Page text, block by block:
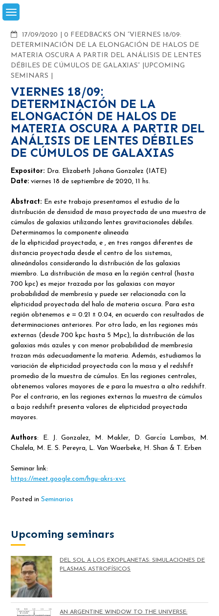
Skip
to
17/09/2020
COMMENTS
0 FEEDBACKS ON “VIERNES 18/09:
DETERMINACIÓN DE LA ELONGACIÓN DE HALOS DE
MATERIA OSCURA A PARTIR DEL ANÁLISIS DE LENTES
DÉBILES DE CÚMULOS DE GALAXIAS”
UPCOMING
SEMINARS
VIERNES 18/09:
DETERMINACIÓN DE LA
ELONGACIÓN DE HALOS DE
MATERIA OSCURA A PARTIR DEL
ANÁLISIS DE LENTES DÉBILES
DE CÚMULOS DE GALAXIAS
Expositor: Dra. Elizabeth Johana Gonzalez (IATE)
Date: viernes 18 de septiembre de 2020, 11 hs.
Abstract: En este trabajo presentamos el estudio de la
distribución de densidad de masa proyectada de una muestra de
cúmulos de galaxias utilizando lentes gravitacionales débiles.
Determinamos la componente alineada
de la elipticidad proyectada, e , en tres rangos diferentes de
distancia proyectada desde el centro de los sistemas,
alineándolos considerando la distribución de las galaxias
miembro. La distribución de masa en la región central (hasta
700 kpc) es mejor trazada por las galaxias con mayor
probabilidad de membresía y puede ser relacionada con la
elipticidad proyectada del halo de materia oscura. Para esta
región obtenemos e = 0.21 ± 0.04, en acuerdo con resultados de
determinaciones anteriores. Por otro lado, en las regiones más
externas (desde 700 kpc hasta 5 Mpc), la distribución de las
galaxias más azules y con menor probabilidad de membresía
trazan más adecuadamente la materia. Además, estudiamos la
variación de elipticidad proyectada con la masa y el redshift
promedio de la muestra de cúmulos. En las regiones centrales,
obtenemos valores mayores de e para la muestra a alto redshift.
Por el contrario, en las regiones externas la muestra de cúmulos
a bajo redshift presenta valores de elipticidad proyectada
mayores.
Authors: E. J. Gonzalez, M. Makler, D. Garcı́a Lambas, M.
Chalela, M. E. S. Pereyra, L. Van Waerbeke, H. Shan & T. Erben
Seminar link:
https://meet.google.com/hgu-akrs-xvc
Posted inSeminarios
Upcoming seminars
DEL SOL A LOS EXOPLANETAS: SIMULACIONES DE
PLASMAS ASTROFÍSICOS
AN ARGENTINE WINDOW TO THE UNIVERSE: